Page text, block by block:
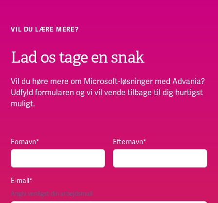
VIL DU LÆRE MERE?
Lad os tage en snak
Vil du høre mere om Microsoft-løsninger med Advania?
Udfyld formularen og vi vil vende tilbage til dig hurtigst
muligt.
Fornavn* Efternavn*
E-mail*
Angiv venligst din arbejdsmail